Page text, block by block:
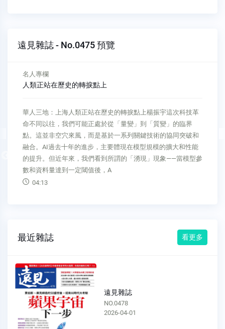
遠見雜誌 - No.0475 預覽
Previous
名人專欄
人類正站在歷史的轉捩點上
華人三地：上海人類正站在歷史的轉捩點上楊振宇這次科技革
命不同以往，我們可能正處於從「量變」到「質變」的臨界
點。這並非空穴來風，而是基於一系列關鍵技術的協同突破和
融合。AI過去十年的進步，主要體現在模型規模的擴大和性能
的提升。但近年來，我們看到所謂的「湧現」現象——當模型參
數和資料量達到一定閾值後，A
04:13
最近雜誌 看更多
遠見雜誌
NO.0478
2026-04-01